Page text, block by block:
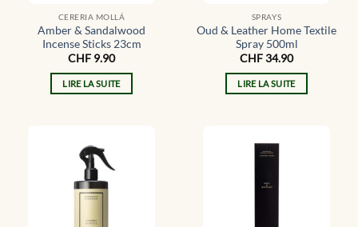
CERERIA MOLLÁ
Amber & Sandalwood
Incense Sticks 23cm
CHF 9.90
LIRE LA SUITE
SPRAYS
Oud & Leather Home Textile
Spray 500ml
CHF34.90
LIRE LA SUITE